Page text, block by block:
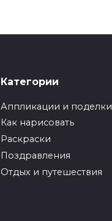
Категории
Аппликации и поделки
Как нарисовать
Раскраски
Поздравления
Отдых и путешествия